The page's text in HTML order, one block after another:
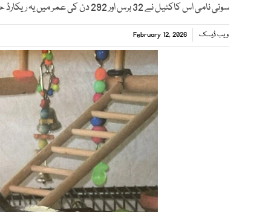
سونی نامی اس کاکٹیل نے 32 برس اور 292 دن کی عمر میں یہ ریکارڈ حاصل کیا
ویب ڈیسک February 12, 2026